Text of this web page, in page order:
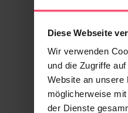
Diese Webseite
Wir verwenden
und die Zugriffe
Website an unsere
möglicherweise
der Dienste